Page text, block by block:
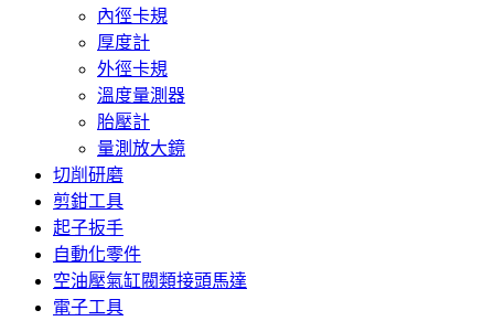
內徑卡規
厚度計
外徑卡規
溫度量測器
胎壓計
量測放大鏡
切削研磨
剪鉗工具
起子扳手
自動化零件
空油壓氣缸閥類接頭馬達
電子工具